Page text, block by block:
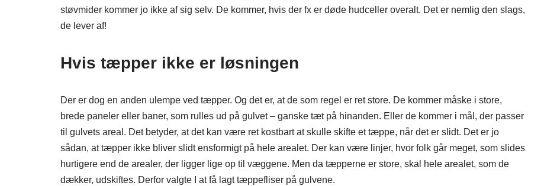
støvmider kommer jo ikke af sig selv. De kommer, hvis der fx er døde hudceller overalt. Det er nemlig den slags,
de lever af!
Hvis tæpper ikke er løsningen
Der er dog en anden ulempe ved tæpper. Og det er, at de som regel er ret store. De kommer måske i store,
brede paneler eller baner, som rulles ud på gulvet – ganske tæt på hinanden. Eller de kommer i mål, der passer
til gulvets areal. Det betyder, at det kan være ret kostbart at skulle skifte et tæppe, når det er slidt. Det er jo
sådan, at tæpper ikke bliver slidt ensformigt på hele arealet. Der kan være linjer, hvor folk går meget, som slides
hurtigere end de arealer, der ligger lige op til væggene. Men da tæpperne er store, skal hele arealet, som de
dækker, udskiftes. Derfor valgte I at få lagt tæppefliser på gulvene.